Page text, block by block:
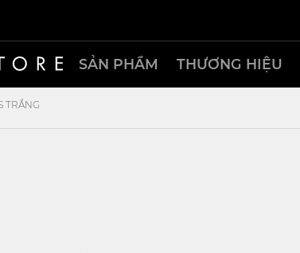
SẢN PHẨM THƯƠNG HIỆU
TRẮNG